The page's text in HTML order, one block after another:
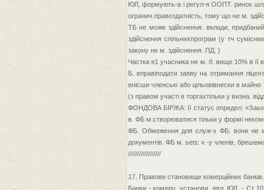
ЮЛ, формують-а і регул-я ООПТ. ринок
огранич.правоздатність, тому що не м.
ТБ не може здійснення. вклади,
здійснення спільнихпрограм (у тч
закону не м. здійснення. ПД. )
Частка е1 учасника не м. б. вище 10% в її
Б. вправіподати заяву на отримання
внісши членські або цільовівнески в
(з правом участі в торгахтільки у визна.
ФОНДОВА БІРЖА: її статус определ.
в. ФБ м.створюватися тільки у формі
ФБ. Обмеження для служ-х ФБ: вони не
документів. ФБ м. sets: к -у членів,
//////////////////
17. Правове становище комерційних банків.
Банки - комерц. установи, явл. ЮЛ. - Ст 101